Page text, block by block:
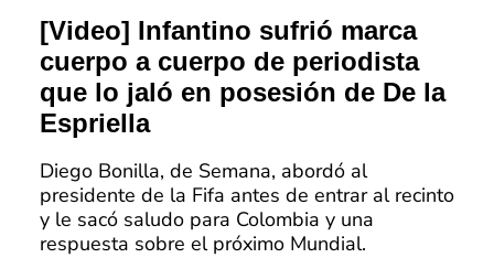
[Video] Infantino sufrió marca
cuerpo a cuerpo de periodista
que lo jaló en posesión de De la
Espriella
Diego Bonilla, de Semana, abordó al
presidente de la Fifa antes de entrar al recinto
y le sacó saludo para Colombia y una
respuesta sobre el próximo Mundial.